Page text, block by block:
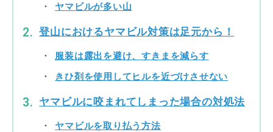
ヤマビルが多い山
登山におけるヤマビル対策は足元から！
服装は露出を避け、すきまを減らす
きひ剤を使用してヒルを近づけさせない
ヤマビルに咬まれてしまった場合の対処法
ヤマビルを取り払う方法